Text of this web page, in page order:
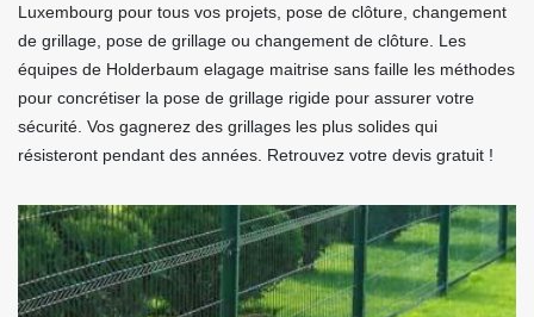
Luxembourg pour tous vos projets, pose de clôture, changement
de grillage, pose de grillage ou changement de clôture. Les
équipes de Holderbaum elagage maitrise sans faille les méthodes
pour concrétiser la pose de grillage rigide pour assurer votre
sécurité. Vos gagnerez des grillages les plus solides qui
résisteront pendant des années. Retrouvez votre devis gratuit !